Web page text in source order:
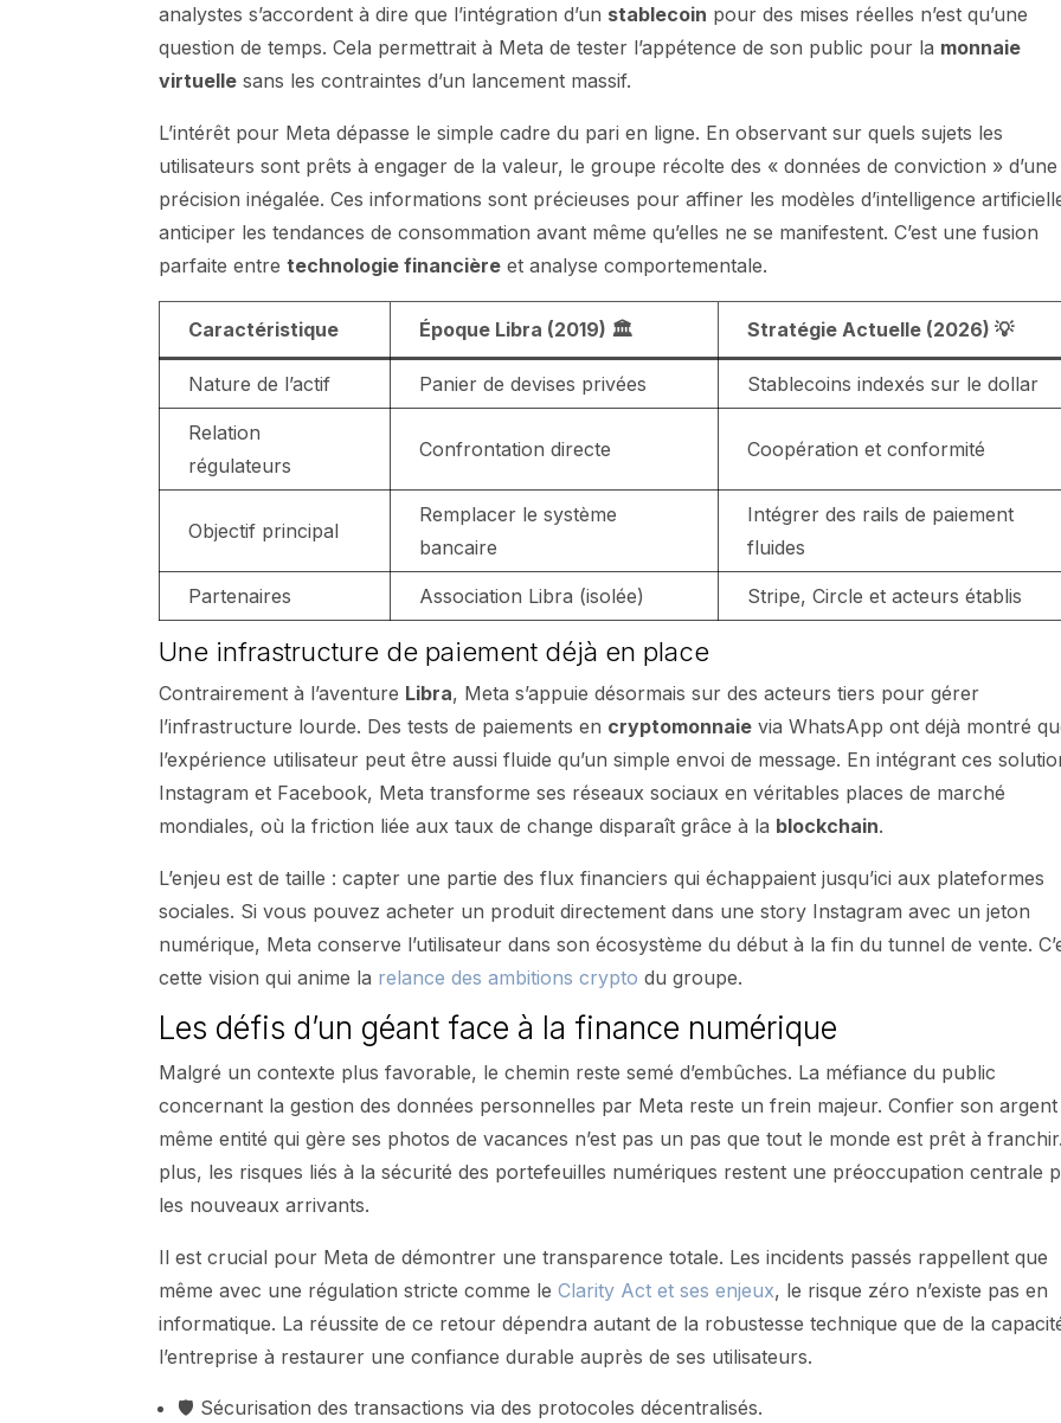
analystes s’accordent à dire que l’intégration d’un stablecoin pour des mises réelles n’est qu’une
question de temps. Cela permettrait à Meta de tester l’appétence de son public pour la monnaie
virtuelle sans les contraintes d’un lancement massif.
L’intérêt pour Meta dépasse le simple cadre du pari en ligne. En observant sur quels sujets les
utilisateurs sont prêts à engager de la valeur, le groupe récolte des « données de conviction » d’une
précision inégalée. Ces informations sont précieuses pour affiner les modèles d’intelligence
anticiper les tendances de consommation avant même qu’elles ne se manifestent. C’est une fusion
parfaite entretechnologie financière et analyse comportementale.
Caractéristique Époque Libra (2019) 🏛️ Stratégie Actuelle (2026) 💡
Nature de l’actif Panier de devises privées Stablecoins indexés sur le dollar
Relation
régulateurs
Confrontation directe Coopération et conformité
Objectif principal
Remplacer le système
bancaire
Intégrer des rails de paiement
fluides
Partenaires Association Libra (isolée) Stripe, Circle et acteurs établis
Une infrastructure de paiement déjà en place
Contrairement à l’aventure Libra, Meta s’appuie désormais sur des acteurs tiers pour gérer
l’infrastructure lourde. Des tests de paiements en cryptomonnaie via WhatsApp ont déjà montré
l’expérience utilisateur peut être aussi fluide qu’un simple envoi de message. En intégrant ces
Instagram et Facebook, Meta transforme ses réseaux sociaux en véritables places de marché
mondiales, où la friction liée aux taux de change disparaît grâce à la blockchain.
L’enjeu est de taille : capter une partie des flux financiers qui échappaient jusqu’ici aux plateformes
sociales. Si vous pouvez acheter un produit directement dans une story Instagram avec un jeton
numérique, Meta conserve l’utilisateur dans son écosystème du début à la fin du tunnel de vente.
cette vision qui anime la relance des ambitions crypto du groupe.
Les défis d’un géant face à la finance numérique
Malgré un contexte plus favorable, le chemin reste semé d’embûches. La méfiance du public
concernant la gestion des données personnelles par Meta reste un frein majeur. Confier son
même entité qui gère ses photos de vacances n’est pas un pas que tout le monde est prêt à
plus, les risques liés à la sécurité des portefeuilles numériques restent une préoccupation centrale
les nouveaux arrivants.
Il est crucial pour Meta de démontrer une transparence totale. Les incidents passés rappellent que
même avec une régulation stricte comme leClarity Act et ses enjeux, le risque zéro n’existe pas en
informatique. La réussite de ce retour dépendra autant de la robustesse technique que de la
l’entreprise à restaurer une confiance durable auprès de ses utilisateurs.
🛡️ Sécurisation des transactions via des protocoles décentralisés.